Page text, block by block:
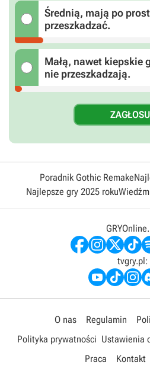
Średnią, mają po
przeszkadzać.
Małą, nawet kiepskie
nie przeszkadzają.
Poradnik Gothic Remake
Najlepsze gry 2025 roku
tvgry.pl:
O nas Regulamin
Polityka prywatności Ustawienia
Praca
Kontakt